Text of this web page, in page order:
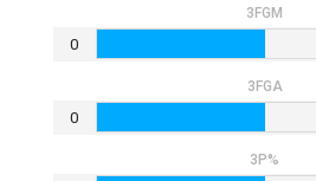
3FGM
0
3FGA
0
3P%